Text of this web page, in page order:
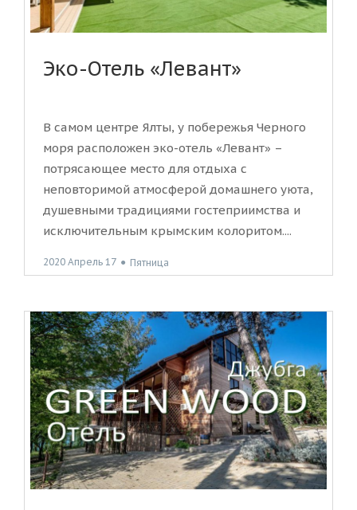
Эко-Отель «Левант»
В самом центре Ялты, у побережья Черного
моря расположен эко-отель «Левант» –
потрясающее место для отдыха с
неповторимой атмосферой домашнего уюта,
душевными традициями гостеприимства и
исключительным крымским колоритом....
2020 Апрель 17 ● Пятница